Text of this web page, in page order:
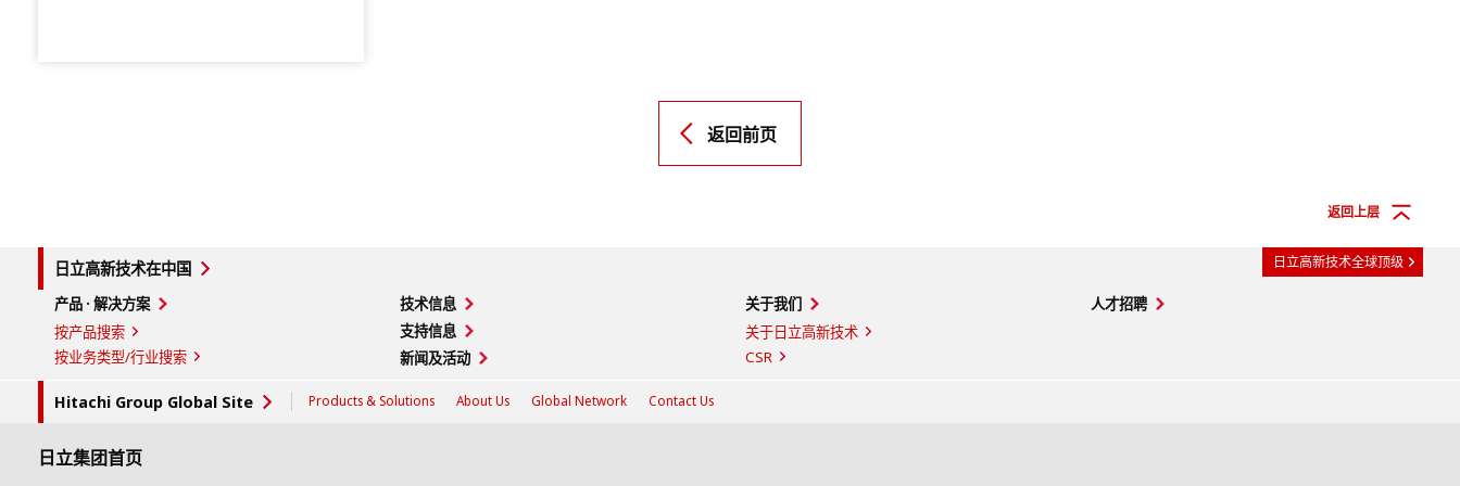
返回前页
返回上层
日立高新技术在中国 日立高新技术全球顶级
产品 · 解决方案
按产品搜索
按业务类型/行业搜索
技术信息
支持信息
新闻及活动
关于我们
关于日立高新技术
CSR
人才招聘
Hitachi Group Global Site Products & Solutions About Us Global Network Contact Us
日立集团首页